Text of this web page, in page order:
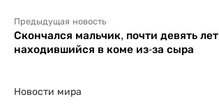
Предыдущая новость
Скончался мальчик, почти девять лет
находившийся в коме из-за сыра
Новости мира